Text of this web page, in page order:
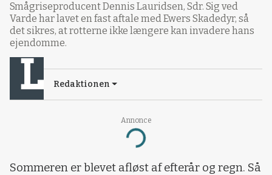
Annonce
Loading...
Smågriseproducent Dennis Lauridsen, Sdr. Sig ved
Varde har lavet en fast aftale med Ewers Skadedyr, så
det sikres, at rotterne ikke længere kan invadere hans
ejendomme.
Redaktionen
Sommeren er blevet afløst af efterår og regn. Så